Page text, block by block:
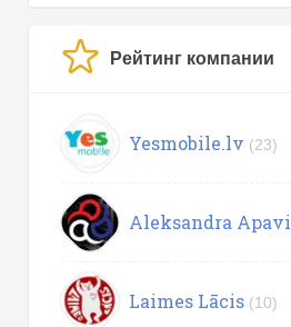
Рейтинг компании
Yesmobile.lv (23)
Aleksandra Apavi
Laimes Lācis (10)